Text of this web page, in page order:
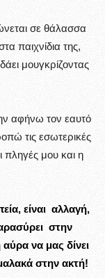
σε θάλασσα
παιχνίδια της,
μουγκρίζοντας
αφήνω τον εαυτό
τις εσωτερικές
πληγές μου και η
είναι αλλαγή,
στην
να μας δίνει
στην ακτή!